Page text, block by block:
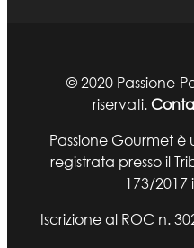
© 2020 Passione-
riservati.
Passione Gourmet
registrata presso il
173/2017
Iscrizione al ROC n.